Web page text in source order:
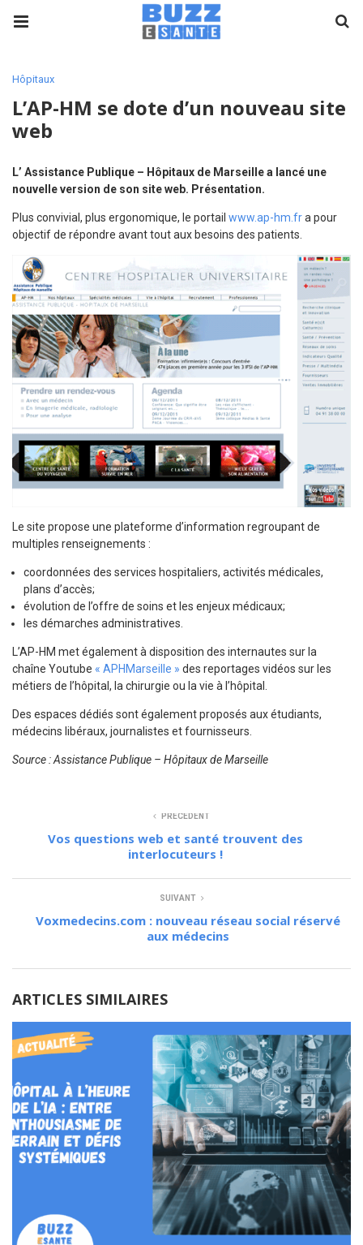
Hôpitaux
L’AP-HM se dote d’un nouveau site
web
L’ Assistance Publique – Hôpitaux de Marseille a lancé une
nouvelle version de son site web. Présentation.
Plus convivial, plus ergonomique, le portail www.ap-hm.fra pour
objectif de répondre avant tout aux besoins des patients.
Le site propose une plateforme d’information regroupant de
multiples renseignements :
coordonnées des services hospitaliers, activités médicales,
plans d’accès;
évolution de l’offre de soins et les enjeux médicaux;
les démarches administratives.
L’AP-HM met également à disposition des internautes sur la
chaîne Youtube « APHMarseille » des reportages vidéos sur les
métiers de l’hôpital, la chirurgie ou la vie à l’hôpital.
Des espaces dédiés sont également proposés aux étudiants,
médecins libéraux, journalistes et fournisseurs.
Source : Assistance Publique – Hôpitaux de Marseille
PRÉCÉDENT
Vos questions web et santé trouvent des
interlocuteurs !
SUIVANT
Voxmedecins.com : nouveau réseau social réservé
aux médecins
ARTICLES SIMILAIRES